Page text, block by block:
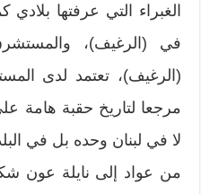
الغبراء التي عرفتها
في (الرغيف)،
(الرغيف)، تعتمد لدى
مرجعا لتاريخ حقبة هامة
لا في لبنان وحده بل في
من عواد إلى نايلة عون